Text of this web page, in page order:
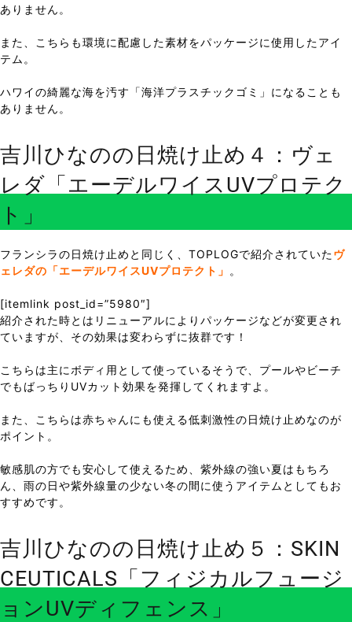
ありません。
また、こちらも環境に配慮した素材をパッケージに使用したアイ
テム。
ハワイの綺麗な海を汚す「海洋プラスチックゴミ」になることも
ありません。
吉川ひなのの日焼け止め４：ヴェ
レダ「エーデルワイスUVプロテク
ト」
フランシラの日焼け止めと同じく、TOPLOGで紹介されていたヴ
ェレダの「エーデルワイスUVプロテクト」 。
[itemlink post_id=”5980″]
紹介された時とはリニューアルによりパッケージなどが変更され
ていますが、その効果は変わらずに抜群です！
こちらは主にボディ用として使っているそうで、プールやビーチ
でもばっちりUVカット効果を発揮してくれますよ。
また、こちらは赤ちゃんにも使える低刺激性の日焼け止めなのが
ポイント。
敏感肌の方でも安心して使えるため、紫外線の強い夏はもちろ
ん、雨の日や紫外線量の少ない冬の間に使うアイテムとしてもお
すすめです。
吉川ひなのの日焼け止め５：SKIN
CEUTICALS「フィジカルフュージ
ョンUVディフェンス」